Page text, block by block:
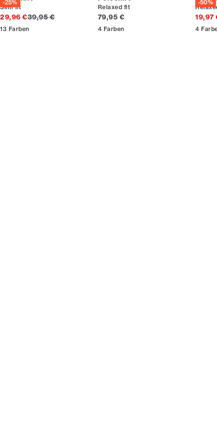
Werde Mitglied
-25%
Slim fit
29,96 €Ursprünglicher Preis
39,95 €
13 Farben
Relaxed fit
Preis
79,95 €
4 Farben
-50%
19,97
4